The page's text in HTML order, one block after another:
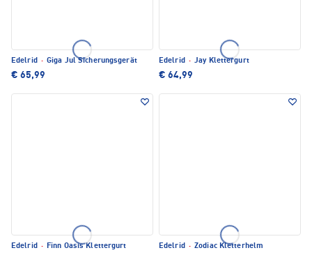
Edelrid · Giga Jul Sicherungsgerät
€ 65,99
Edelrid · Jay Klettergurt
€ 64,99
Edelrid · Finn Oasis Klettergurt Edelrid · Zodiac Kletterhelm